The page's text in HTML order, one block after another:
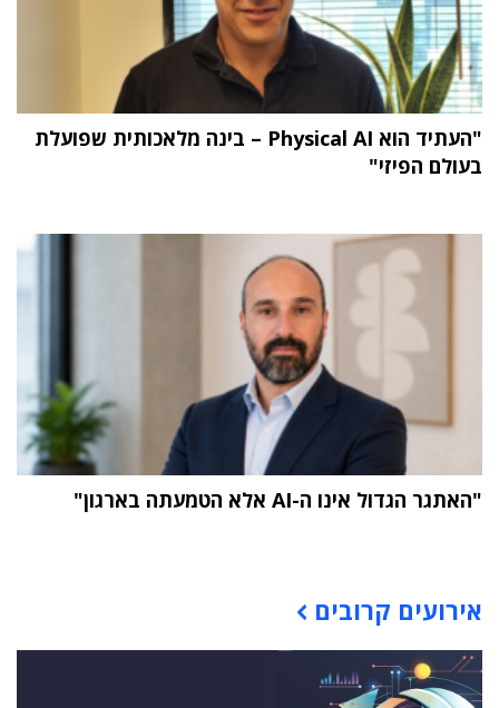
"העתיד הוא Physical AI – בינה מלאכותית שפועלת
בעולם הפיזי"
"האתגר הגדול אינו ה-AI אלא הטמעתה בארגון"
אירועים קרובים